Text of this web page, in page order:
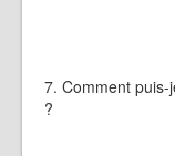
7. Comment
?